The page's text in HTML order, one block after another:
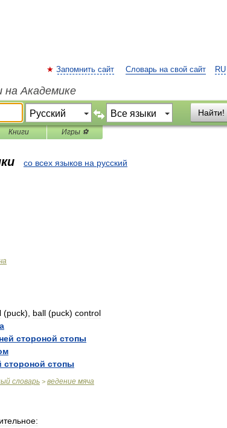
RU
Запомнить сайт Словарь на свой сайт
на Академике
Найти!
Книги Игры ⚽
со всех языков на русский
(puck), ball (puck) control
стороной стопы
стороной стопы
словарь > ведение мяча